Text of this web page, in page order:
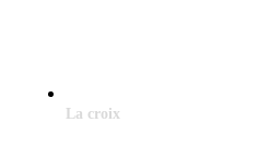
La croix